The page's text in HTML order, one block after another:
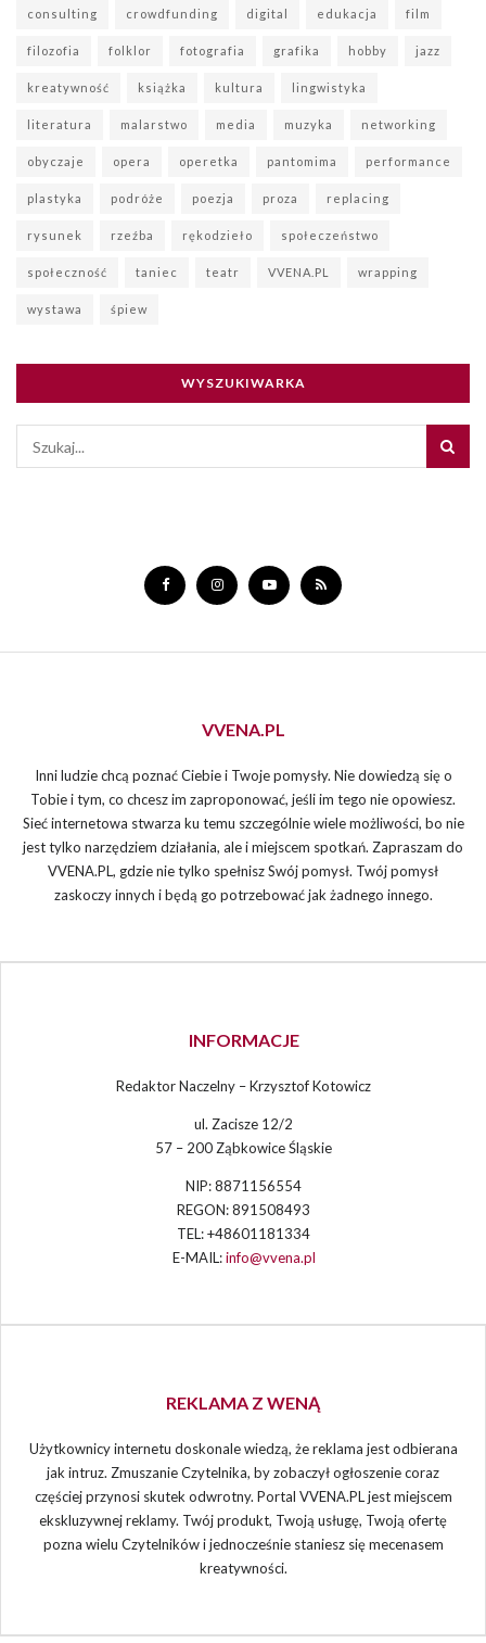
consulting crowdfunding digital edukacja film
filozofia folklor fotografia grafika hobby jazz
kreatywność książka kultura lingwistyka
literatura malarstwo media muzyka networking
obyczaje opera operetka pantomima performance
plastyka podróże poezja proza replacing
rysunek rzeźba rękodzieło społeczeństwo
społeczność taniec teatr VVENA.PL wrapping
wystawa śpiew
WYSZUKIWARKA
VVENA.PL
Inni ludzie chcą poznać Ciebie i Twoje pomysły. Nie dowiedzą się o
Tobie i tym, co chcesz im zaproponować, jeśli im tego nie opowiesz.
Sieć internetowa stwarza ku temu szczególnie wiele możliwości, bo nie
jest tylko narzędziem działania, ale i miejscem spotkań. Zapraszam do
VVENA.PL, gdzie nie tylko spełnisz Swój pomysł. Twój pomysł
zaskoczy innych i będą go potrzebować jak żadnego innego.
INFORMACJE
Redaktor Naczelny – Krzysztof Kotowicz
ul. Zacisze 12/2
57 – 200 Ząbkowice Śląskie
NIP: 8871156554
REGON: 891508493
TEL: +48601181334
E-MAIL:info@vvena.pl
REKLAMA Z WENĄ
Użytkownicy internetu doskonale wiedzą, że reklama jest odbierana
jak intruz. Zmuszanie Czytelnika, by zobaczył ogłoszenie coraz
częściej przynosi skutek odwrotny. Portal VVENA.PL jest miejscem
ekskluzywnej reklamy. Twój produkt, Twoją usługę, Twoją ofertę
pozna wielu Czytelników i jednocześnie staniesz się mecenasem
kreatywności.